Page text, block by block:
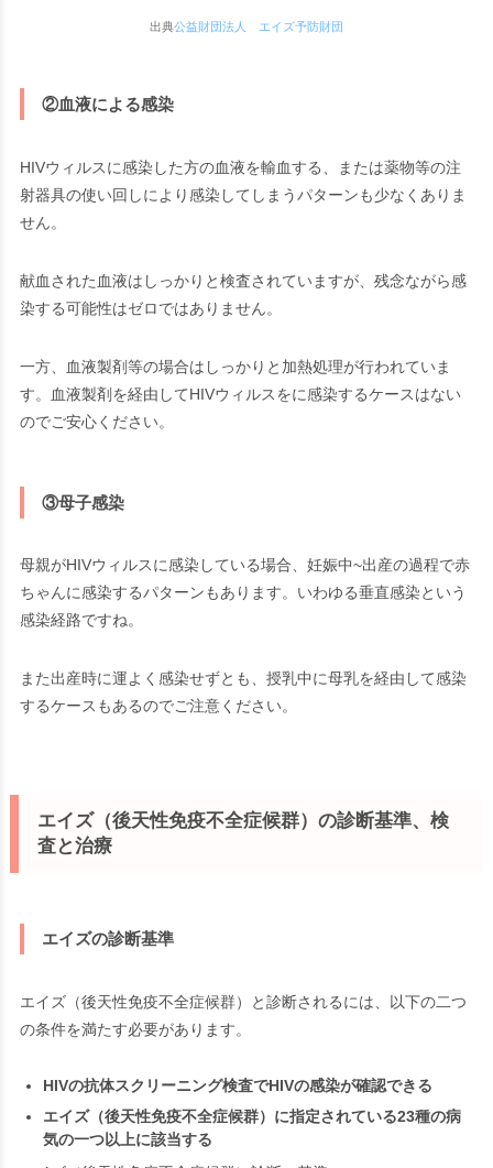
出典公益財団法人 エイズ予防財団
②血液による感染
HIVウィルスに感染した方の血液を輸血する、または薬物等の注
射器具の使い回しにより感染してしまうパターンも少なくありま
せん。
献血された血液はしっかりと検査されていますが、残念ながら感
染する可能性はゼロではありません。
一方、血液製剤等の場合はしっかりと加熱処理が行われていま
す。血液製剤を経由してHIVウィルスをに感染するケースはない
のでご安心ください。
③母子感染
母親がHIVウィルスに感染している場合、妊娠中~出産の過程で赤
ちゃんに感染するパターンもあります。いわゆる垂直感染という
感染経路ですね。
また出産時に運よく感染せずとも、授乳中に母乳を経由して感染
するケースもあるのでご注意ください。
エイズ（後天性免疫不全症候群）の診断基準、検
査と治療
エイズの診断基準
エイズ（後天性免疫不全症候群）と診断されるには、以下の二つ
の条件を満たす必要があります。
HIVの抗体スクリーニング検査でHIVの感染が確認できる
エイズ（後天性免疫不全症候群）に指定されている23種の病
気の一つ以上に該当する